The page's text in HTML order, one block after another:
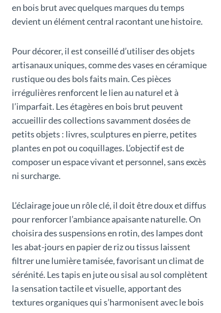
en bois brut avec quelques marques du temps
devient un élément central racontant une histoire.
Pour décorer, il est conseillé d’utiliser des objets
artisanaux uniques, comme des vases en céramique
rustique ou des bols faits main. Ces pièces
irrégulières renforcent le lien au naturel et à
l’imparfait. Les étagères en bois brut peuvent
accueillir des collections savamment dosées de
petits objets : livres, sculptures en pierre, petites
plantes en pot ou coquillages. L’objectif est de
composer un espace vivant et personnel, sans excès
ni surcharge.
L’éclairage joue un rôle clé, il doit être doux et diffus
pour renforcer l’ambiance apaisante naturelle. On
choisira des suspensions en rotin, des lampes dont
les abat-jours en papier de riz ou tissus laissent
filtrer une lumière tamisée, favorisant un climat de
sérénité. Les tapis en jute ou sisal au sol complètent
la sensation tactile et visuelle, apportant des
textures organiques qui s’harmonisent avec le bois